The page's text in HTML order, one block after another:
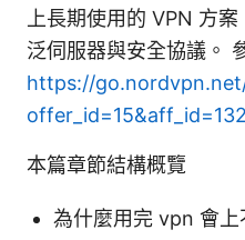
上長期使用的 VPN 方
泛伺服器與安全協議。
https://
本篇章節結構概覽
為什麼用完 vpn 會上